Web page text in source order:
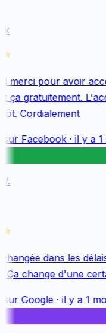
merci pour avoir
ça gratuitement.
Cordialement
Facebook· il y a 1
dans les
Ça change d'une
Google· il y a 1